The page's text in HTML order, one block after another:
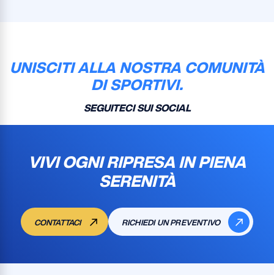
UNISCITI ALLA NOSTRA COMUNITÀ
DI SPORTIVI.
SEGUITECI SUI SOCIAL
VIVI OGNI RIPRESA IN PIENA
SERENITÀ
CONTATTACI RICHIEDI UN PREVENTIVO